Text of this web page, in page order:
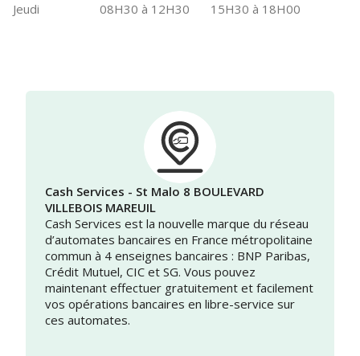
Jeudi
08H30 à 12H30 15H30 à 18H00
Cash Services - St Malo 8 BOULEVARD
VILLEBOIS MAREUIL
Cash Services est la nouvelle marque du réseau
d’automates bancaires en France métropolitaine
commun à 4 enseignes bancaires : BNP Paribas,
Crédit Mutuel, CIC et SG. Vous pouvez
maintenant effectuer gratuitement et facilement
vos opérations bancaires en libre-service sur
ces automates.